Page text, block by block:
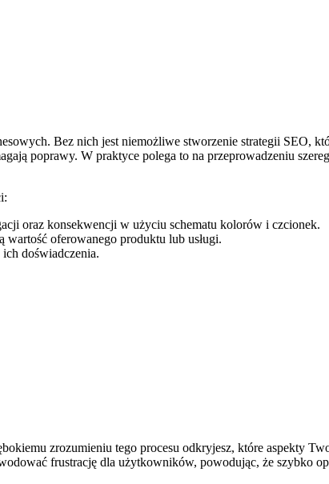
Bez nich jest⁣ niemożliwe stworzenie strategii SEO,
⁢poprawy. W⁤ praktyce polega ⁣to na przeprowadzeniu
‌oraz konsekwencji‍ w użyciu⁤ schematu kolorów ​i czcionek.
wartość⁢ oferowanego produktu​ lub‍ usługi.
doświadczenia.
zrozumieniu ⁤tego procesu‍ odkryjesz, które aspekty⁣
frustrację dla użytkowników,‍ powodując, że szybko